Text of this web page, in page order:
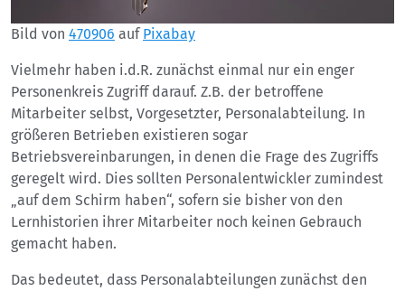
Bild von 470906 auf Pixabay
Vielmehr haben i.d.R. zunächst einmal nur ein enger
Personenkreis Zugriff darauf. Z.B. der betroffene
Mitarbeiter selbst, Vorgesetzter, Personalabteilung. In
größeren Betrieben existieren sogar
Betriebsvereinbarungen, in denen die Frage des Zugriffs
geregelt wird. Dies sollten Personalentwickler zumindest
„auf dem Schirm haben“, sofern sie bisher von den
Lernhistorien ihrer Mitarbeiter noch keinen Gebrauch
gemacht haben.
Das bedeutet, dass Personalabteilungen zunächst den